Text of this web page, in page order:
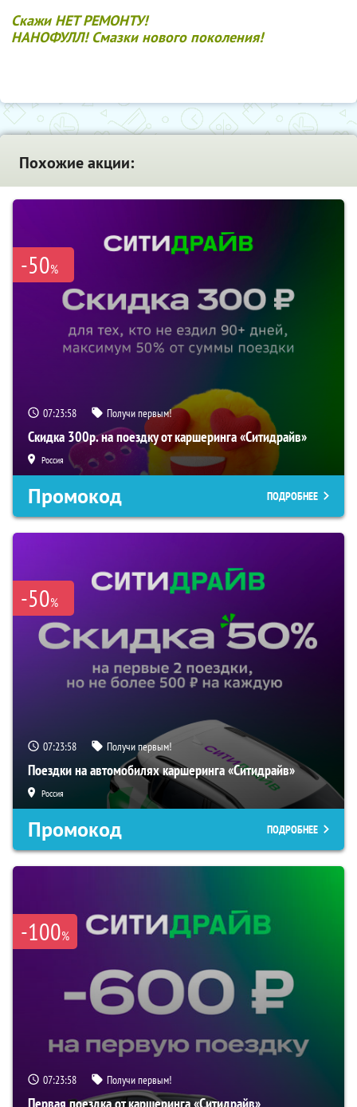
Скажи НЕТ РЕМОНТУ!
НАНОФУЛЛ! Смазки нового поколения!
Похожие акции:
-50%
07:23:57 Получи первым!
Скидка 300р. на поездку от каршеринга «Ситидрайв»
Россия
Промокод ПОДРОБНЕЕ
-50%
07:23:57 Получи первым!
Поездки на автомобилях каршеринга «Ситидрайв»
Россия
Промокод ПОДРОБНЕЕ
-100%
07:23:57 Получи первым!
Первая поездка от каршеринга «Ситидрайв»